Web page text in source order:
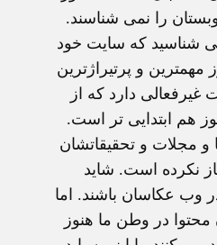
را نمی شناسند.
شناسيد که سايت خود
مهمترين و پرتيراژترين
غيرفعالی دارد که از
هم ابتدايی تر است.
و مجلات و تحقيقاتشان
نکرده است. شايد
وب عکاسان باشند. اما
محتوا در وطن ما هنوز